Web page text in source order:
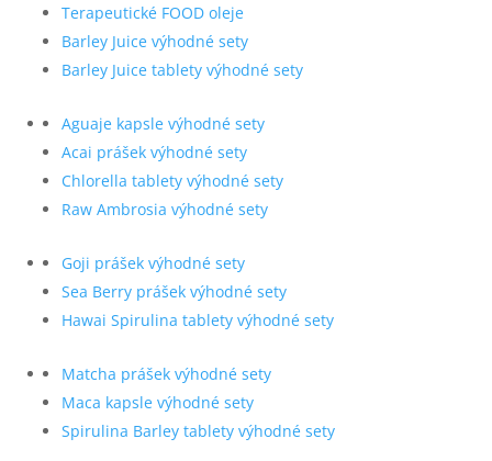
Terapeutické FOOD oleje
Barley Juice výhodné sety
Barley Juice tablety výhodné sety
Aguaje kapsle výhodné sety
Acai prášek výhodné sety
Chlorella tablety výhodné sety
Raw Ambrosia výhodné sety
Goji prášek výhodné sety
Sea Berry prášek výhodné sety
Hawai Spirulina tablety výhodné sety
Matcha prášek výhodné sety
Maca kapsle výhodné sety
Spirulina Barley tablety výhodné sety